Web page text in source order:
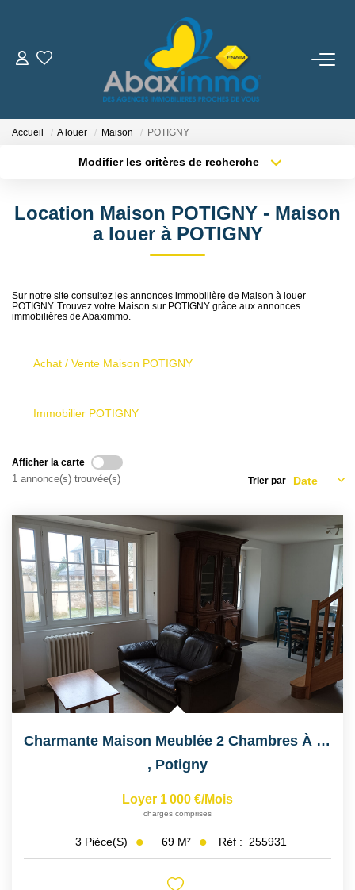
ESTIMER
ACHETER
GÉRER
NOTRE AGENCE
Accueil A louer Maison POTIGNY
Modifier les critères de recherche
Type de bien
Plus de critères
Location Maison POTIGNY - Maison
a louer à POTIGNY
Sur notre site consultez les annonces immobilière de Maison à louer
POTIGNY. Trouvez votre Maison sur POTIGNY grâce aux annonces
immobilières de Abaximmo.
Achat / Vente Maison POTIGNY
Immobilier POTIGNY
Afficher la carte
1 annonce(s) trouvée(s) Trier par
Charmante Maison Meublée 2 Chambres À Potigny
, Potigny
Loyer 1 000 €/mois
charges comprises
3 Pièce(s) 69 M² Réf : 255931